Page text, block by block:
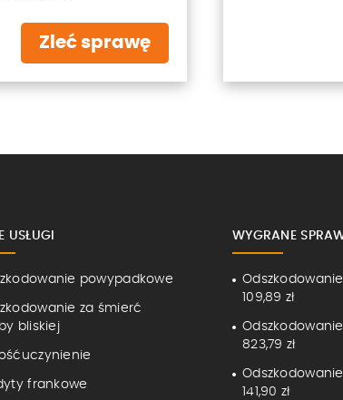
Zleć sprawę
USŁUGI
powypadkowe
za śmierć
bliskiej
frankowe
WYGRANE
109,89 zł
823,79 zł
141,90 zł